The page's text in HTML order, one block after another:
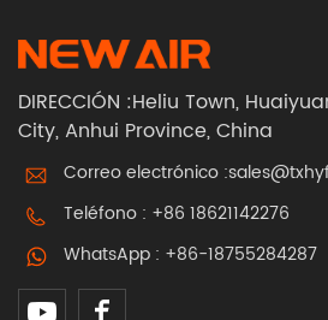
DIRECCIÓN :Heliu Town,
City, Anhui Province, China
Correo electrónico :
Teléfono : +86 18621142276
WhatsApp : +86-18755284287